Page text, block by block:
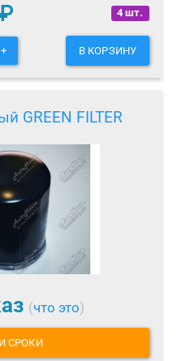
4 шт.
₽
+ В КОРЗИНУ
GREEN FILTER
(что это)
СРОКИ